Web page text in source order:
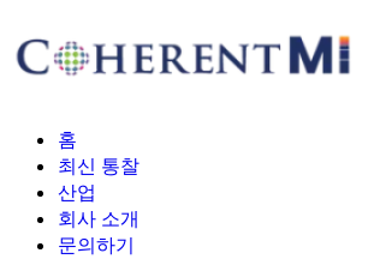
홈
최신 통찰
산업
회사 소개
문의하기